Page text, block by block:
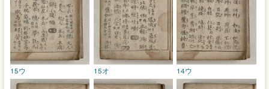
14ウ
15オ
15ウ